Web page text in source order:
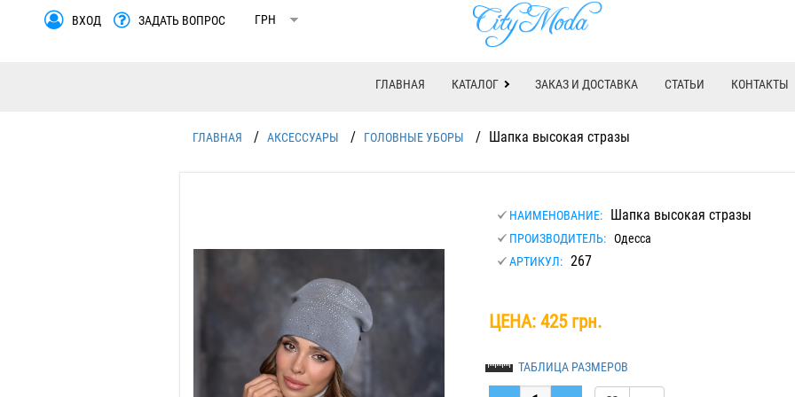
ВХОД ЗАДАТЬ ВОПРОС
ГЛАВНАЯ КАТАЛОГ ЗАКАЗ И ДОСТАВКА СТАТЬИ КОНТАКТЫ
ГЛАВНАЯ / АКСЕССУАРЫ / ГОЛОВНЫЕ УБОРЫ / Шапка высокая стразы
НАИМЕНОВАНИЕ: Шапка высокая стразы
ПРОИЗВОДИТЕЛЬ: Одесса
АРТИКУЛ: 267
ЦЕНА: 425 грн.
ТАБЛИЦА РАЗМЕРОВ